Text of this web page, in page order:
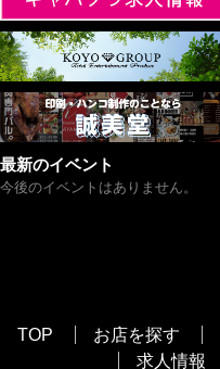
最新のイベント
今後のイベントはありません。
TOP お店を探す
求人情報